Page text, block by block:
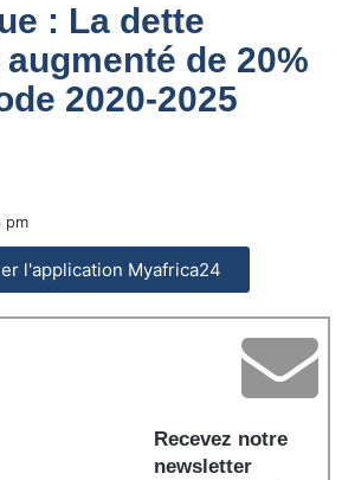
: La dette
de 20%
2020-2025
pm
l'application Myafrica24
Recevez notre
newsletter